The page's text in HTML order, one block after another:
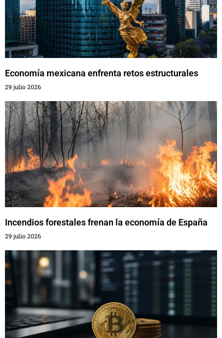
Economía mexicana enfrenta retos estructurales
29 julio 2026
Incendios forestales frenan la economía de España
29 julio 2026